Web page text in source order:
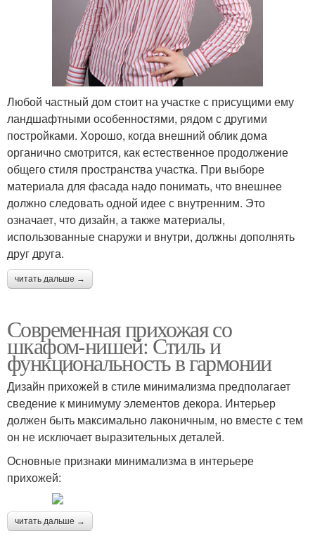
Любой частный дом стоит на участке с присущими ему
ландшафтными особенностями, рядом с другими
постройками. Хорошо, когда внешний облик дома
органично смотрится, как естественное продолжение
общего стиля пространства участка. При выборе
материала для фасада надо понимать, что внешнее
должно следовать одной идее с внутренним. Это
означает, что дизайн, а также материалы,
использованные снаружи и внутри, должны дополнять
друг друга.
читать дальше →
Современная прихожая со
шкафом-нишей: Стиль и
функциональность в гармонии
Дизайн прихожей в стиле минимализма предполагает
сведение к минимуму элементов декора. Интерьер
должен быть максимально лаконичным, но вместе с тем
он не исключает выразительных деталей.
Основные признаки минимализма в интерьере
прихожей:
читать дальше →